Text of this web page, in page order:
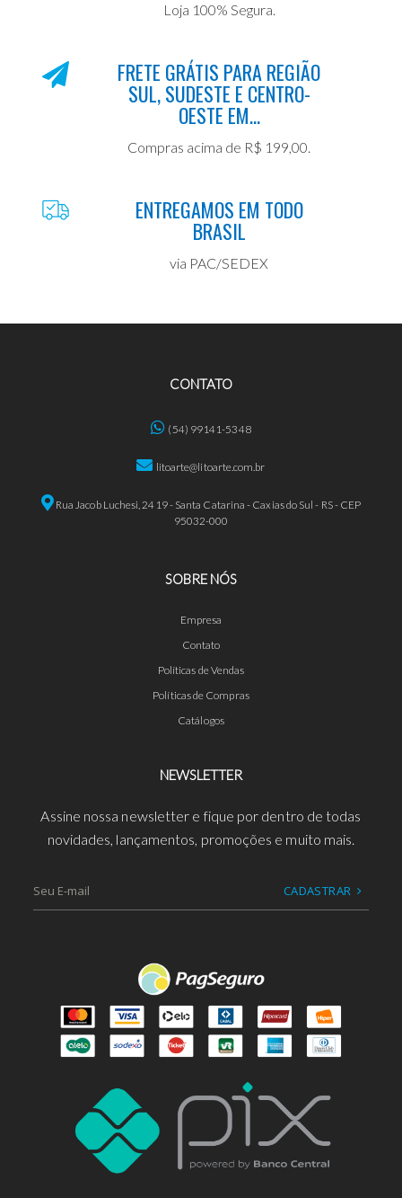
Loja 100% Segura.
FRETE GRÁTIS PARA REGIÃO
SUL, SUDESTE E CENTRO-
OESTE EM...
Compras acima de R$ 199,00.
ENTREGAMOS EM TODO
BRASIL
via PAC/SEDEX
CONTATO
(54) 99141-5348
litoarte@litoarte.com.br
Rua Jacob Luchesi, 2419 - Santa Catarina - Caxias do Sul - RS - CEP
95032-000
SOBRE NÓS
Empresa
Contato
Políticas de Vendas
Políticas de Compras
Catálogos
NEWSLETTER
Assine nossa newsletter e fique por dentro de todas
novidades, lançamentos, promoções e muito mais.
CADASTRAR